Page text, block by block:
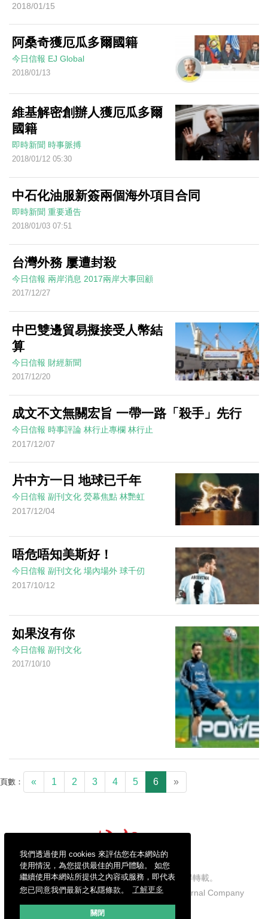
我們透過使用 cookies 來評估您在本網站的
使用情況，為您提供最佳的用戶體驗。 如您
繼續使用本網站所提供之內容或服務，即代表
您已同意我們最新之私隱條款。
了解更多
關閉
2018/01/15
阿桑奇獲厄瓜多爾國籍
今日信報 EJ Global
2018/01/13
維基解密創辦人獲厄瓜多爾
國籍
即時新聞 時事脈搏
2018/01/12 05:30
中石化油服新簽兩個海外項目合同
即時新聞 重要通告
2018/01/03 07:51
台灣外務 屢遭封殺
今日信報 兩岸消息 2017兩岸大事回顧
2017/12/27
中巴雙邊貿易擬接受人幣結
算
今日信報 財經新聞
2017/12/20
成文不文無關宏旨 一帶一路「殺手」先行
今日信報 時事評論 林行止專欄 林行止
2017/12/07
片中方一日 地球已千年
今日信報 副刊文化 熒幕焦點 林艷虹
2017/12/04
唔危唔知美斯好！
今日信報 副刊文化 場內場外 球千仞
2017/10/12
如果沒有你
今日信報 副刊文化
2017/10/10
頁數： « 1 2 3 4 5 6 »
信報財經新聞有限公司版權所有，不得轉載。
Copyright © 2026 Hong Kong Economic Journal Company
Limited. All rights reserved.